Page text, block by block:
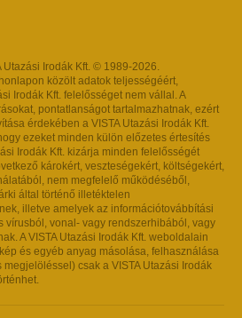
Utazási Irodák Kft. © 1989-2026.
közölt adatok teljességéért,
Irodák Kft. felelősséget nem vállal. A
pontatlanságot tartalmazhatnak, ezért
érdekében a VISTA Utazási Irodák Kft.
ezeket minden külön előzetes értesítés
Irodák Kft. kizárja minden felelősségét
károkért, veszteségekért, költségekért,
nem megfelelő működéséből,
által történő illetéktelen
illetve amelyek az információtovábbítási
vírusból, vonal- vagy rendszerhibából, vagy
A VISTA Utazási Irodák Kft. weboldalain
és egyéb anyag másolása, felhasználása
csak a VISTA Utazási Irodák